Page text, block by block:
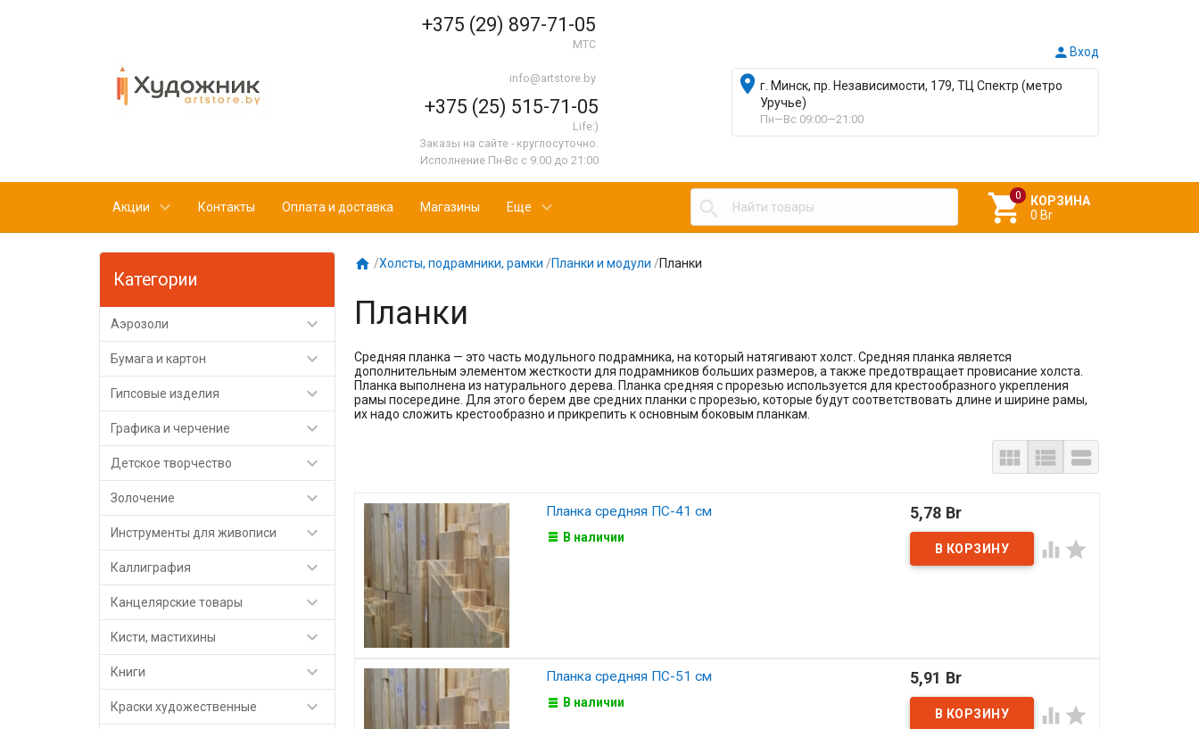
+375 (29) 897-71-05
МТС
info@artstore.by
+375 (25) 515-71-05
Life:)
Заказы на сайте - круглосуточно.
Исполнение Пн-Вс с 9:00 до 21:00
Вход
г. Минск, пр. Независимости, 179, ТЦ Спектр (метро
Уручье)
Пн—Вс 09:00—21:00
Акции Контакты Оплата и доставка Магазины Еще  
КОРЗИНА
0 Br
Категории
Аэрозоли 
Бумага и картон 
Гипсовые изделия 
Графика и черчение 
Детское творчество 
Золочение 
Инструменты для живописи 
Каллиграфия 
Канцелярские товары 
Кисти, мастихины 
Книги 
Краски художественные 
 /Холсты, подрамники, рамки /Планки и модули /Планки
Планки
Средняя планка — это часть модульного подрамника, на который натягивают холст. Средняя планка является
дополнительным элементом жесткости для подрамников больших размеров, а также предотвращает провисание холста.
Планка выполнена из натурального дерева. Планка средняя с прорезью используется для крестообразного укрепления
рамы посередине. Для этого берем две средних планки с прорезью, которые будут соответствовать длине и ширине рамы,
их надо сложить крестообразно и прикрепить к основным боковым планкам.
  
Планка средняя ПС-41 см
В наличии
5,78 Br
 
Планка средняя ПС-51 см
В наличии
5,91 Br
 